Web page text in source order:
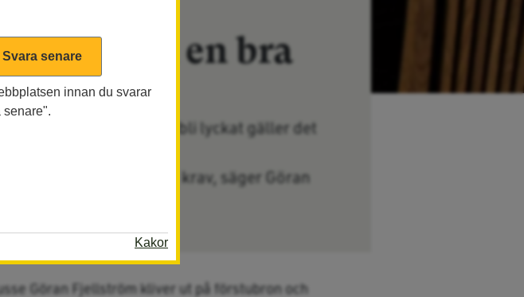
till en bra
och om resultatet ska bli lyckat gäller det
alltid uppfyllt mina krav, säger Göran
Göran Fjellström kliver ut på förstubron och
innan du svarar
senare".
Kakor